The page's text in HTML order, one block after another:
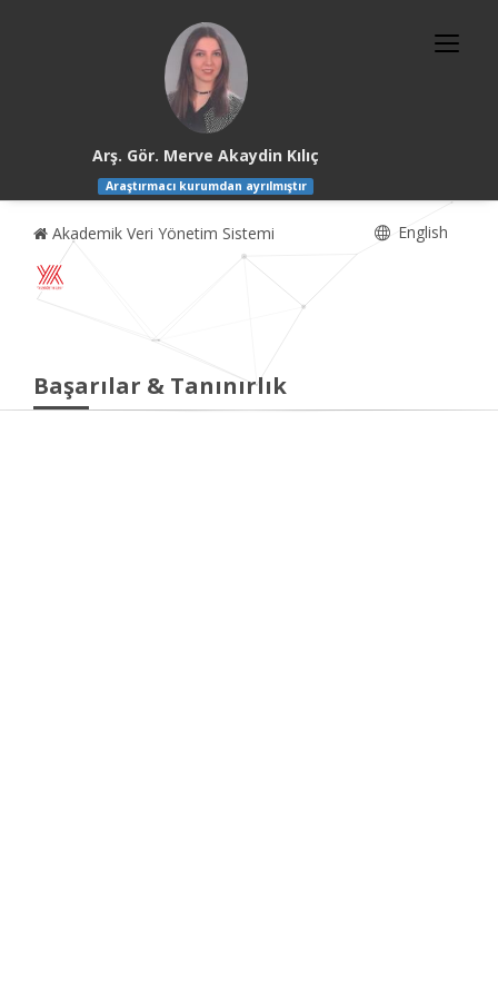
Arş. Gör. Merve Akaydin Kılıç
Araştırmacı kurumdan ayrılmıştır
Akademik Veri Yönetim Sistemi English
Başarılar & Tanınırlık